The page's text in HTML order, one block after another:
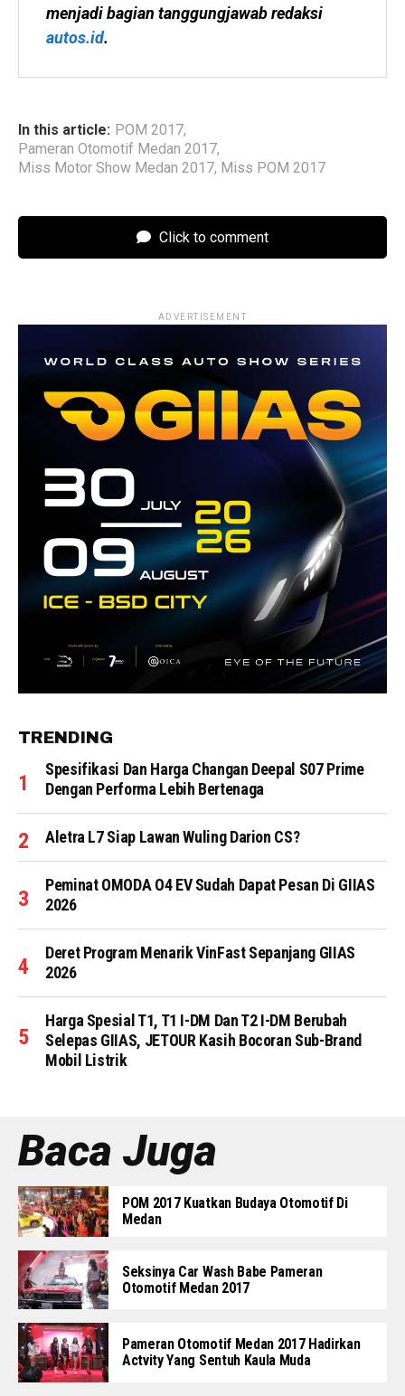
autos.id.
In this article: POM 2017,
Pameran Otomotif Medan 2017,
Miss Motor Show Medan 2017, Miss POM 2017
Click to comment
ADVERTISEMENT
TRENDING
Spesifikasi Dan Harga Changan Deepal S07 Prime
Dengan Performa Lebih Bertenaga
Aletra L7 Siap Lawan Wuling Darion CS?
Peminat OMODA O4 EV Sudah Dapat Pesan Di GIIAS
2026
Deret Program Menarik VinFast Sepanjang GIIAS
2026
Harga Spesial T1, T1 I-DM Dan T2 I-DM Berubah
Selepas GIIAS, JETOUR Kasih Bocoran Sub-Brand
Mobil Listrik
Baca Juga
POM 2017 Kuatkan Budaya Otomotif Di
Medan
Seksinya Car Wash Babe Pameran
Otomotif Medan 2017
Pameran Otomotif Medan 2017 Hadirkan
Actvity Yang Sentuh Kaula Muda